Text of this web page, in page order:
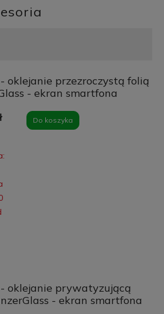
oklejanie przezroczystą folią
- ekran smartfona
Do koszyka
- oklejanie prywatyzującą
- ekran smartfona